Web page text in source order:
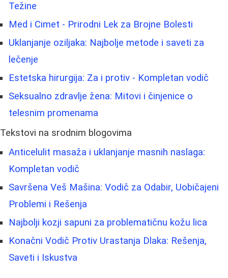
Težine
Med i Cimet - Prirodni Lek za Brojne Bolesti
Uklanjanje oziljaka: Najbolje metode i saveti za
lečenje
Estetska hirurgija: Za i protiv - Kompletan vodič
Seksualno zdravlje žena: Mitovi i činjenice o
telesnim promenama
Tekstovi na srodnim blogovima
Anticelulit masaža i uklanjanje masnih naslaga:
Kompletan vodič
Savršena Veš Mašina: Vodič za Odabir, Uobičajeni
Problemi i Rešenja
Najbolji kozji sapuni za problematičnu kožu lica
Konačni Vodič Protiv Urastanja Dlaka: Rešenja,
Saveti i Iskustva